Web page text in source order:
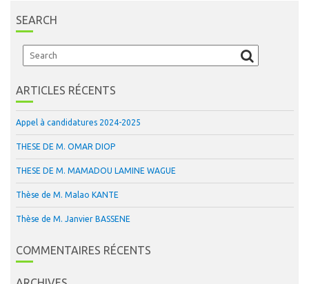
SEARCH
ARTICLES RÉCENTS
Appel à candidatures 2024-2025
THESE DE M. OMAR DIOP
THESE DE M. MAMADOU LAMINE WAGUE
Thèse de M. Malao KANTE
Thèse de M. Janvier BASSENE
COMMENTAIRES RÉCENTS